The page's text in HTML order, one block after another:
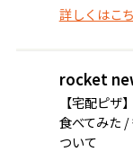
詳しくはこ
rocket
【宅配ピザ
食べてみた /
ついて